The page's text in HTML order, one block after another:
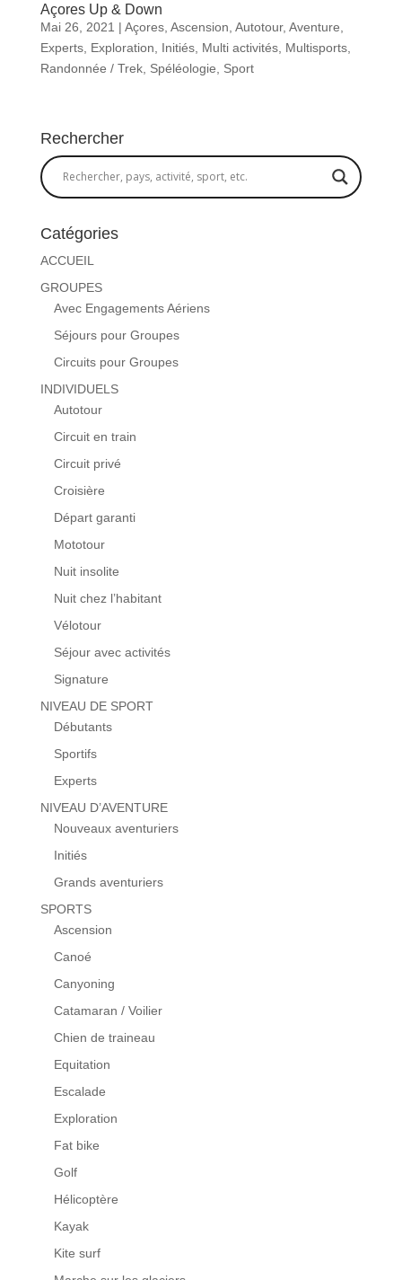
Açores Up & Down
Mai 26, 2021 | Açores, Ascension Autotour, Aventure
Experts, Exploration Initiés, Multi activités, Multisports,
Randonnée / Trek, Spéléologie Sport
Rechercher
Catégories
ACCUEIL
GROUPES
Avec Engagements Aériens
Séjours pour Groupes
Circuits pour Groupes
INDIVIDUELS
Autotour
Circuit en train
Circuit privé
Croisière
Départ garanti
Mototour
Nuit insolite
Nuit chez l’habitant
Vélotour
Séjour avec activités
Signature
NIVEAU DE SPORT
Débutants
Sportifs
Experts
NIVEAU D’AVENTURE
Nouveaux aventuriers
Initiés
Grands aventuriers
SPORTS
Ascension
Canoé
Canyoning
Catamaran / Voilier
Chien de traineau
Equitation
Escalade
Exploration
Fat bike
Golf
Hélicoptère
Kayak
Kite surf